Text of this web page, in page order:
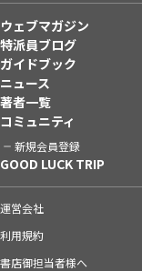
ウェブマガジン
特派員ブログ
ガイドブック
ニュース
著者一覧
コミュニティ
新規会員登録
GOOD LUCK TRIP
運営会社
利用規約
書店御担当者様へ